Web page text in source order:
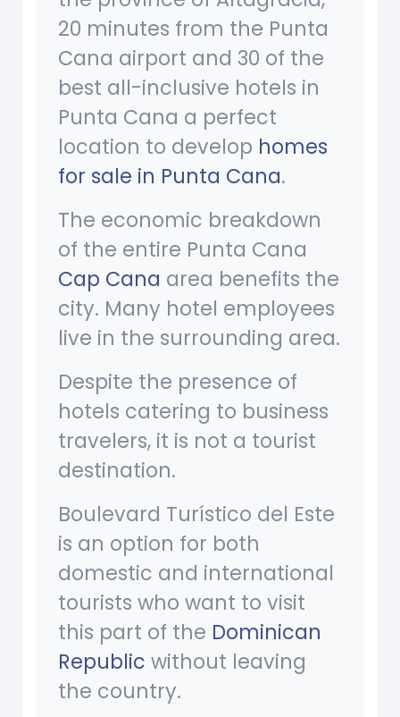
20 minutes from the Punta
Cana airport and 30 of the
best all-inclusive hotels in
Punta Cana a perfect
location to develop homes
for sale in Punta Cana.
The economic breakdown
of the entire Punta Cana
Cap Cana area benefits the
city. Many hotel employees
live in the surrounding area.
Despite the presence of
hotels catering to business
travelers, it is not a tourist
destination.
Boulevard Turístico del Este
is an option for both
domestic and international
tourists who want to visit
this part of the Dominican
Republic without leaving
the country.